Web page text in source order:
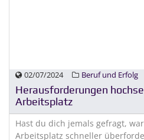
02/07/2024 Beruf und Erfolg
Herausforderungen
Arbeitsplatz
Hast du dich jemals gefragt,
Arbeitsplatz schneller